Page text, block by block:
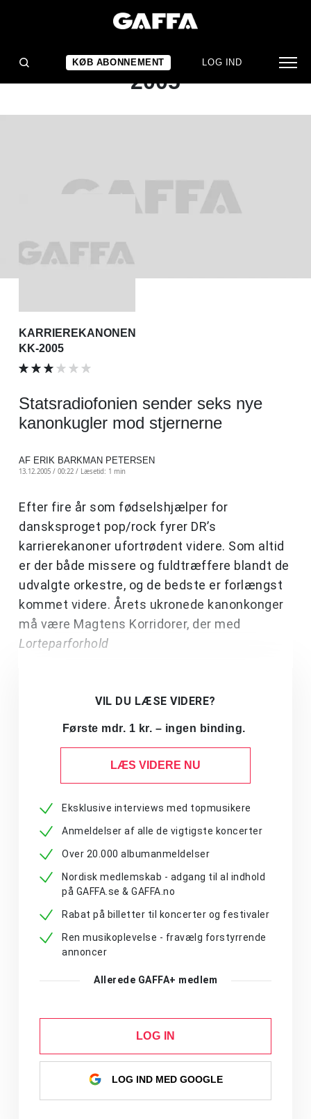
KØB ABONNEMENT LOG IND
ALBUMANMELDELSE
KarriereKanonen: KK-
2005
KARRIEREKANONEN
KK-2005
Statsradiofonien sender seks nye
kanonkugler mod stjernerne
AF ERIK BARKMAN PETERSEN
13.12.2005 / 00:22 / Læsetid: 1 min
Efter fire år som fødselshjælper for
dansksproget pop/rock fyrer DR’s
karrierekanoner ufortrødent videre. Som altid
er der både missere og fuldtræffere blandt de
udvalgte orkestre, og de bedste er forlængst
kommet videre. Årets ukronede kanonkonger
må være Magtens Korridorer, der med
Lorteparforhold
VIL DU LÆSE VIDERE?
Første mdr. 1 kr. – ingen binding.
LÆS VIDERE NU
Eksklusive interviews med topmusikere
Anmeldelser af alle de vigtigste koncerter
Over 20.000 albumanmeldelser
Nordisk medlemskab - adgang til al indhold
på GAFFA.se & GAFFA.no
Rabat på billetter til koncerter og festivaler
Ren musikoplevelse - fravælg forstyrrende
annoncer
Allerede GAFFA+ medlem
LOG IN
LOG IND MED GOOGLE